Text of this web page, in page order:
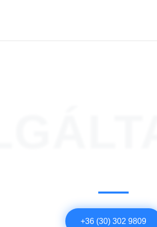
+36 (30) 302 9809